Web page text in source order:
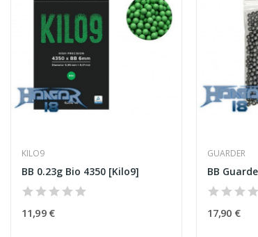
KILO9
BB 0.23g Bio 4350 [Kilo9]
11,99 €
GUARDER
17,90 €